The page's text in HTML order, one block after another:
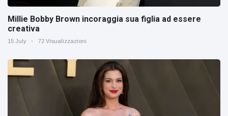
Millie Bobby Brown incoraggia sua figlia ad essere
creativa
15 July 72 Visualizzazioni